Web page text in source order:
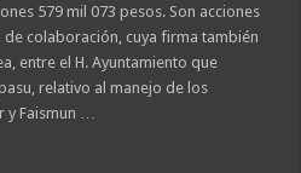
579 mil 073 pesos. Son acciones
colaboración, cuya firma también
entre el H. Ayuntamiento que
relativo al manejo de los
Faismun …